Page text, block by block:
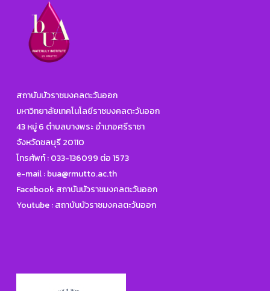
สถาบันบัวราชมงคลตะวันออก
มหาวิทยาลัยเทคโนโลยีราชมงคลตะวันออก
43 หมู่ 6 ตำบลบางพระ อำเภอศรีราชา
จังหวัดชลบุรี 20110
โทรศัพท์ :033-136099 ต่อ 1573
e-mail :bua@rmutto.ac.th
Facebook สถาบันบัวราชมงคลตะวันออก
Youtube : สถาบันบัวราชมงคลตะวันออก